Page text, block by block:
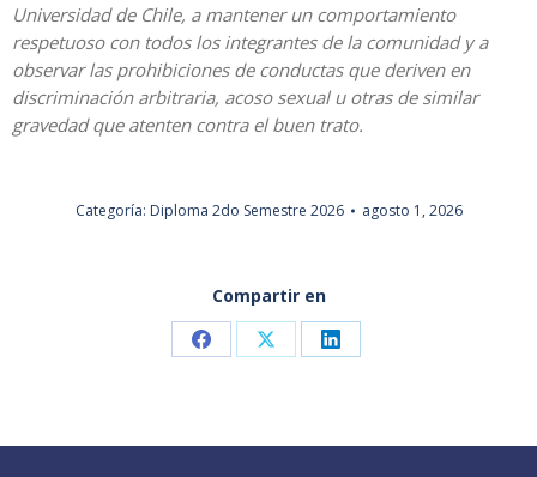
Universidad de Chile, a mantener un comportamiento
respetuoso con todos los integrantes de la comunidad y a
observar las prohibiciones de conductas que deriven en
discriminación arbitraria, acoso sexual u otras de similar
gravedad que atenten contra el buen trato.
Categoría: Diploma 2do Semestre 2026 agosto 1, 2026
Compartir en
Share Share Share